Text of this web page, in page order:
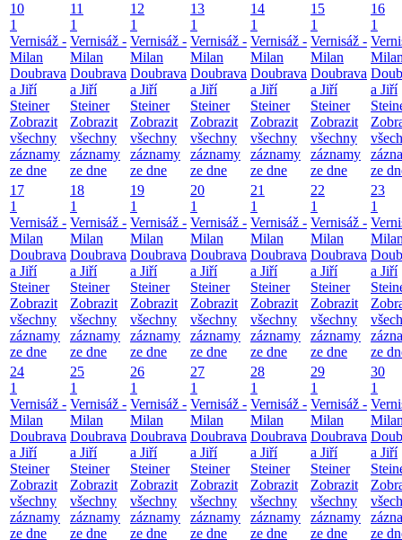
10
1
Vernisáž -
Milan
Doubrava
a Jiří
Steiner
Zobrazit
všechny
záznamy
ze dne
11
1
Vernisáž -
Milan
Doubrava
a Jiří
Steiner
Zobrazit
všechny
záznamy
ze dne
12
1
Vernisáž -
Milan
Doubrava
a Jiří
Steiner
Zobrazit
všechny
záznamy
ze dne
13
1
Vernisáž -
Milan
Doubrava
a Jiří
Steiner
Zobrazit
všechny
záznamy
ze dne
14
1
Vernisáž -
Milan
Doubrava
a Jiří
Steiner
Zobrazit
všechny
záznamy
ze dne
15
1
Vernisáž -
Milan
Doubrava
a Jiří
Steiner
Zobrazit
všechny
záznamy
ze dne
16
1
a Jiří
ze
17
1
Vernisáž -
Milan
Doubrava
a Jiří
Steiner
Zobrazit
všechny
záznamy
ze dne
18
1
Vernisáž -
Milan
Doubrava
a Jiří
Steiner
Zobrazit
všechny
záznamy
ze dne
19
1
Vernisáž -
Milan
Doubrava
a Jiří
Steiner
Zobrazit
všechny
záznamy
ze dne
20
1
Vernisáž -
Milan
Doubrava
a Jiří
Steiner
Zobrazit
všechny
záznamy
ze dne
21
1
Vernisáž -
Milan
Doubrava
a Jiří
Steiner
Zobrazit
všechny
záznamy
ze dne
22
1
Vernisáž -
Milan
Doubrava
a Jiří
Steiner
Zobrazit
všechny
záznamy
ze dne
23
1
a Jiří
ze
24
1
Vernisáž -
Milan
Doubrava
a Jiří
Steiner
Zobrazit
všechny
záznamy
ze dne
25
1
Vernisáž -
Milan
Doubrava
a Jiří
Steiner
Zobrazit
všechny
záznamy
ze dne
26
1
Vernisáž -
Milan
Doubrava
a Jiří
Steiner
Zobrazit
všechny
záznamy
ze dne
27
1
Vernisáž -
Milan
Doubrava
a Jiří
Steiner
Zobrazit
všechny
záznamy
ze dne
28
1
Vernisáž -
Milan
Doubrava
a Jiří
Steiner
Zobrazit
všechny
záznamy
ze dne
29
1
Vernisáž -
Milan
Doubrava
a Jiří
Steiner
Zobrazit
všechny
záznamy
ze dne
30
1
a Jiří
ze